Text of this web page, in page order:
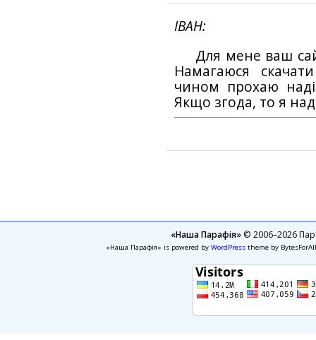
ІВАН
Для мене ваш
Намагаюся
чином прохаю
Якщо згода, то я
«Наша Парафія»© 2006–2026
«Наша Парафія» is powered by WordPresstheme by